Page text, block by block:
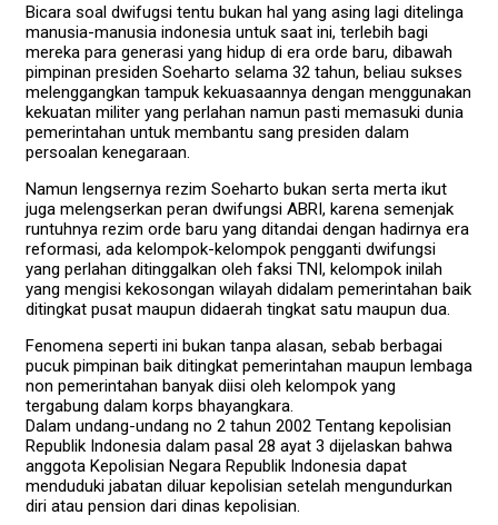
Bicara soal dwifugsi tentu bukan hal yang asing lagi ditelinga
manusia-manusia indonesia untuk saat ini, terlebih bagi
mereka para generasi yang hidup di era orde baru, dibawah
pimpinan presiden Soeharto selama 32 tahun, beliau sukses
melenggangkan tampuk kekuasaannya dengan menggunakan
kekuatan militer yang perlahan namun pasti memasuki dunia
pemerintahan untuk membantu sang presiden dalam
persoalan kenegaraan.
Namun lengsernya rezim Soeharto bukan serta merta ikut
juga melengserkan peran dwifungsi ABRI, karena semenjak
runtuhnya rezim orde baru yang ditandai dengan hadirnya era
reformasi, ada kelompok-kelompok pengganti dwifungsi
yang perlahan ditinggalkan oleh faksi TNI, kelompok inilah
yang mengisi kekosongan wilayah didalam pemerintahan baik
ditingkat pusat maupun didaerah tingkat satu maupun dua.
Fenomena seperti ini bukan tanpa alasan, sebab berbagai
pucuk pimpinan baik ditingkat pemerintahan maupun lembaga
non pemerintahan banyak diisi oleh kelompok yang
tergabung dalam korps bhayangkara.
Dalam undang-undang no 2 tahun 2002 Tentang kepolisian
Republik Indonesia dalam pasal 28 ayat 3 dijelaskan bahwa
anggota Kepolisian Negara Republik Indonesia dapat
menduduki jabatan diluar kepolisian setelah mengundurkan
diri atau pension dari dinas kepolisian.